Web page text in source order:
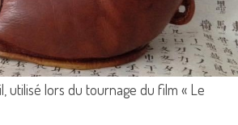
utilisé lors du tournage du film « Le